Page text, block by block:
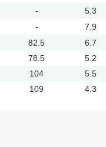
- 5.3
- 7.9
82.5 6.7
78.5 5.2
104 5.5
109 4.3